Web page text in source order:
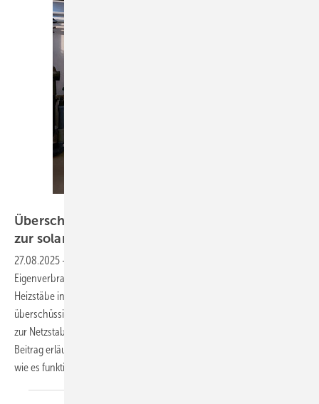
Ü berschüssigen PV-Strom nutzen: Heizstäbe
zur solarelektrischen
27.08.2025 -
Eigenverbrauchsoptimierung rücken technische Lö sungen wie
Heizstäbe in den Fokus. Sie ermöglichen die direkte Umwandlung
überschüssigen Photovoltaikstroms in Warmwasser und tragen damit
zur Netzstabilität, Kostensenkung und Dekarbonisierung bei. Im
Beitrag erläutert Tobias Fuchslechner von my-PV aus Oberösterreich,
wie es funktioniert.